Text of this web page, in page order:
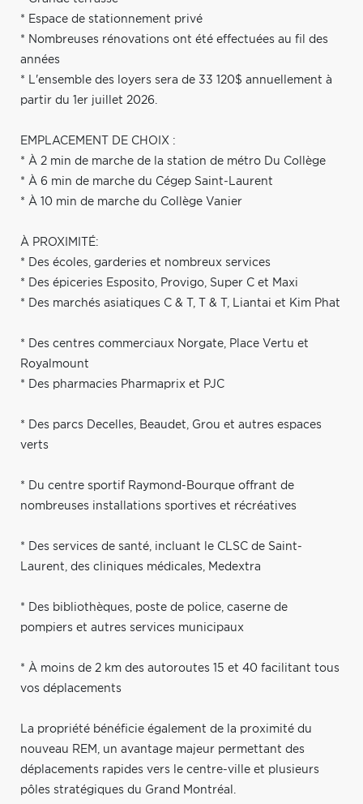
* Espace de stationnement privé
* Nombreuses rénovations ont été effectuées au fil des
années
* L'ensemble des loyers sera de 33 120$ annuellement à
partir du 1er juillet 2026.
EMPLACEMENT DE CHOIX :
* À 2 min de marche de la station de métro Du Collège
* À 6 min de marche du Cégep Saint-Laurent
* À 10 min de marche du Collège Vanier
À PROXIMITÉ:
* Des écoles, garderies et nombreux services
* Des épiceries Esposito, Provigo, Super C et Maxi
* Des marchés asiatiques C & T, T & T, Liantai et Kim Phat
* Des centres commerciaux Norgate, Place Vertu et
Royalmount
* Des pharmacies Pharmaprix et PJC
* Des parcs Decelles, Beaudet, Grou et autres espaces
verts
* Du centre sportif Raymond-Bourque offrant de
nombreuses installations sportives et récréatives
* Des services de santé, incluant le CLSC de Saint-
Laurent, des cliniques médicales, Medextra
* Des bibliothèques, poste de police, caserne de
pompiers et autres services municipaux
* À moins de 2 km des autoroutes 15 et 40 facilitant tous
vos déplacements
La propriété bénéficie également de la proximité du
nouveau REM, un avantage majeur permettant des
déplacements rapides vers le centre-ville et plusieurs
pôles stratégiques du Grand Montréal.